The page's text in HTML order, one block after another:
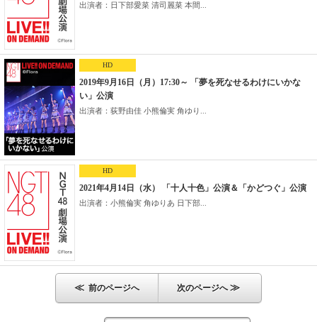
出演者：日下部愛菜 清司麗菜 本間...
HD
2019年9月16日（月）17:30～ 「夢を死なせるわけにいかな
い」公演
出演者：荻野由佳 小熊倫実 角ゆり...
HD
2021年4月14日（水） 「十人十色」公演＆「かどつぐ」公演
出演者：小熊倫実 角ゆりあ 日下部...
≪ 前のページへ 次のページへ≫